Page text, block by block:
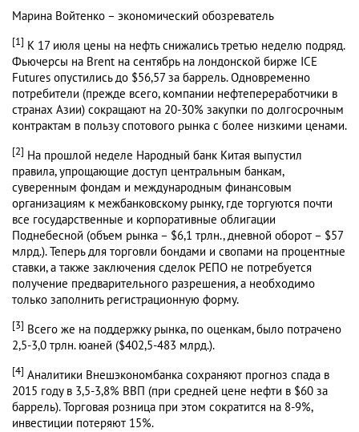
Марина Войтенко – экономический обозреватель
[1] К 17 июля цены на нефть снижались третью неделю подряд.
Фьючерсы на Brent на сентябрь на лондонской бирже ICE
Futures опустились до $56,57 за баррель. Одновременно
потребители (прежде всего, компании нефтепереработчики в
странах Азии) сокращают на 20-30% закупки по долгосрочным
контрактам в пользу спотового рынка с более низкими ценами.
[2] На прошлой неделе Народный банк Китая выпустил
правила, упрощающие доступ центральным банкам,
суверенным фондам и международным финансовым
организациям к межбанковскому рынку, где торгуются почти
все государственные и корпоративные облигации
Поднебесной (объем рынка – $6,1 трлн., дневной оборот – $57
млрд.). Теперь для торговли бондами и свопами на процентные
ставки, а также заключения сделок РЕПО не потребуется
получение предварительного разрешения, а необходимо
только заполнить регистрационную форму.
[3] Всего же на поддержку рынка, по оценкам, было потрачено
2,5-3,0 трлн. юаней ($402,5-483 млрд.).
[4] Аналитики Внешэкономбанка сохраняют прогноз спада в
2015 году в 3,5-3,8% ВВП (при средней цене нефти в $60 за
баррель). Торговая розница при этом сократится на 8-9%,
инвестиции потеряют 15%.